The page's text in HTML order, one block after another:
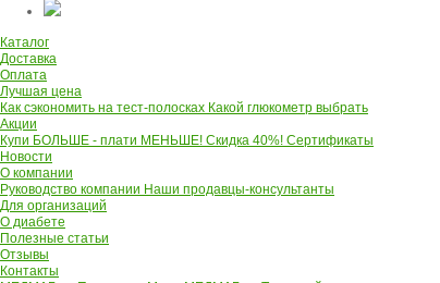
Каталог
Доставка
Оплата
Лучшая цена
Как сэкономить на тест-полосках Какой глюкометр выбрать
Акции
Купи БОЛЬШЕ - плати МЕНЬШЕ! Скидка 40%! Сертификаты
Новости
О компании
Руководство компании Наши продавцы-консультанты
Для организаций
О диабете
Полезные статьи
Отзывы
Контакты